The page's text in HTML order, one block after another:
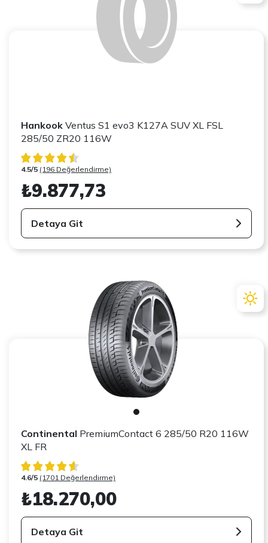
Hankook Ventus S1 evo3 K127A SUV XL FSL
285/50 ZR20 116W
4.5/5 (196 Değerlendirme)
₺9.877,73
Detaya Git
Continental PremiumContact 6 285/50 R20 116W
XL FR
4.6/5 (1701 Değerlendirme)
₺18.270,00
Detaya Git